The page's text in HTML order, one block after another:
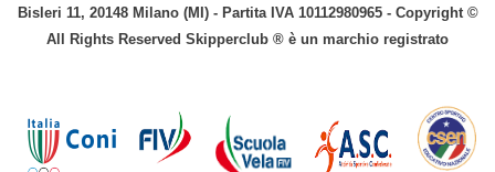
Bisleri 11, 20148 Milano (MI) - Partita IVA 10112980965 - Copyright ©
All Rights Reserved Skipperclub ® è un marchio registrato